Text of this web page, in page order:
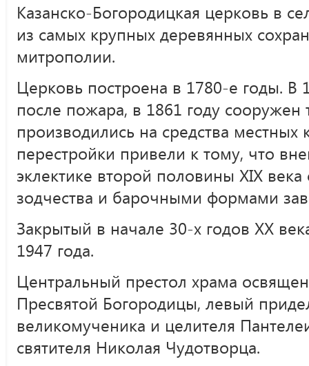
Казанско-Богородицкая церковь в
из самых крупных деревянных
митрополии.
Церковь построена в 1780-е годы. В
после пожара, в 1861 году сооружен
производились на средства местных
перестройки привели к тому, что
эклектике второй половины XIX
зодчества и барочными формами
Закрытый в начале 30-х годов XX
1947 года.
Центральный престол храма
Пресвятой Богородицы, левый
великомученика и целителя
святителя Николая Чудотворца.